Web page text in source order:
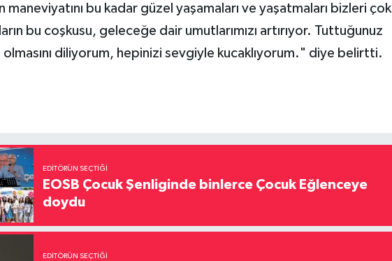
maneviyatını bu kadar güzel yaşamaları ve yaşatmaları bizleri çok
bu coşkusu, geleceğe dair umutlarımızı artırıyor. Tuttuğunuz
olmasını diliyorum, hepinizi sevgiyle kucaklıyorum." diye belirtti.
EDITÖRÜN SEÇTIĞI
EOSB Çocuk Şenliginde binlerce Çocuk Eğlenceye
doydu
EDITÖRÜN SEÇTIĞI